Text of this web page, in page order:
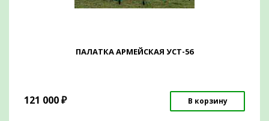
ПАЛАТКА АРМЕЙСКАЯ УСТ-56
121 000₽ В корзину